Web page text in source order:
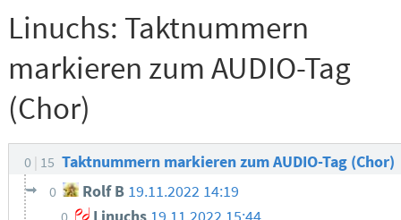
Linuchs: Taktnummern
markieren zum AUDIO-Tag
(Chor)
0 15 Taktnummern markieren zum AUDIO-Tag (Chor)
0 Rolf B 19.11.2022 14:19
0